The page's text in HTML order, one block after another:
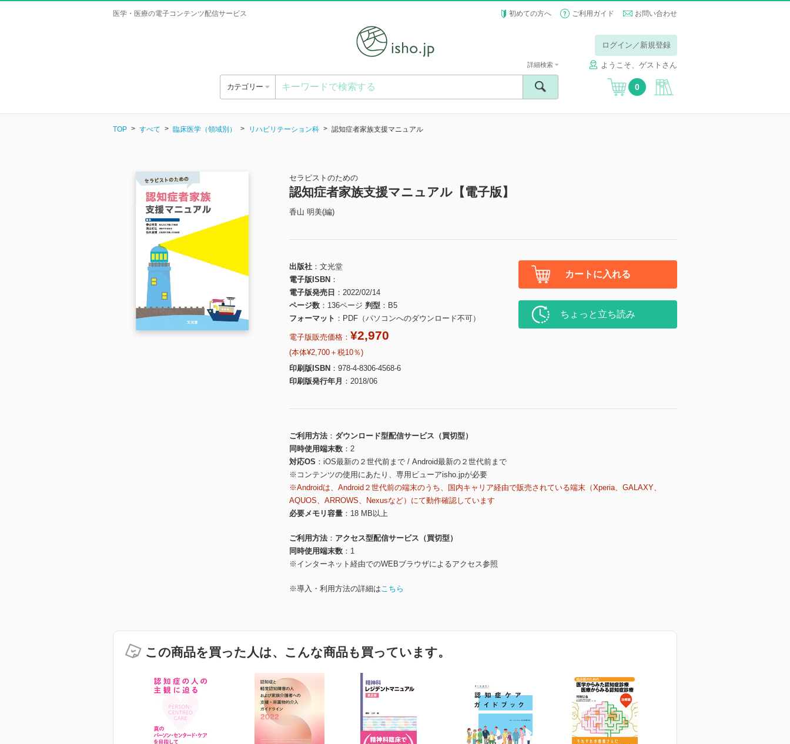
医学・医療の電子コンテンツ配信サービス 初めての方へ ご利用ガイド お問い合わせ
ログイン／新規登録
ようこそ、ゲストさん
カテゴリー
詳細検索
0
TOP すべて 臨床医学（領域別） リハビリテーション科 認知症者家族支援マニュアル
セラピストのための
認知症者家族支援マニュアル【電子版】
香山 明美(編)
出版社
文光堂
電子版ISBN
電子版発売日
2022/02/14
ページ数
136ページ 判型
B5
フォーマット
PDF（パソコンへのダウンロード不可）
電子版販売価格： ¥2,970
(本体¥2,700＋税10％)
印刷版ISBN
978-4-8306-4568-6
印刷版発行年月
2018/06
カートに入れる
ちょっと立ち読み
ご利用方法
ダウンロード型配信サービス（買切型）
同時使用端末数
2
対応OS
iOS最新の２世代前まで / Android最新の２世代前まで
※コンテンツの使用にあたり、専用ビューアisho.jpが必要
※Androidは、Android２世代前の端末のうち、国内キャリア経由で販売されている端末（Xperia、GALAXY、
AQUOS、ARROWS、Nexusなど）にて動作確認しています
必要メモリ容量
18 MB以上
ご利用方法
アクセス型配信サービス（買切型）
同時使用端末数
1
※インターネット経由でのWEBブラウザによるアクセス参照
※導入・利用方法の詳細はこちら
この商品を買った人は、こんな商品も買っています。